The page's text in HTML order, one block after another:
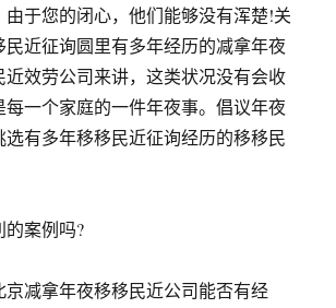
由于您的闭心，他们能够没有浑楚!关
民近征询圆里有多年经历的减拿年夜
近效劳公司来讲，这类状况没有会收
每一个家庭的一件年夜事。倡议年夜
选有多年移移民近征询经历的移移民
案例吗?
减拿年夜移移民近公司能否有经